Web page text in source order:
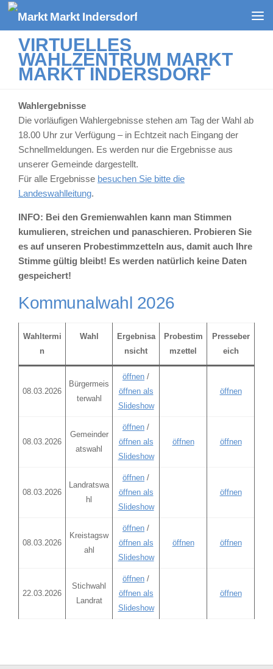
Zum Inhalt springen
VIRTUELLES
WAHLZENTRUM MARKT
MARKT INDERSDORF
Wahlergebnisse
Die vorläufigen Wahlergebnisse stehen am Tag der Wahl ab
18.00 Uhr zur Verfügung – in Echtzeit nach Eingang der
Schnellmeldungen. Es werden nur die Ergebnisse aus
unserer Gemeinde dargestellt.
Für alle Ergebnisse besuchen Sie bitte die
Landeswahlleitung.
INFO: Bei den Gremienwahlen kann man Stimmen
kumulieren, streichen und panaschieren. Probieren Sie
es auf unseren Probestimmzetteln aus, damit auch Ihre
Stimme gültig bleibt! Es werden natürlich keine Daten
gespeichert!
Kommunalwahl 2026
Wahltermi
n
Wahl
Ergebnisa
nsicht
Probestim
mzettel
Presseber
eich
08.03.2026
Bürgermeis
terwahl
öffnen /
öffnen als
Slideshow
öffnen
08.03.2026
Gemeinder
atswahl
öffnen /
öffnen als
Slideshow
öffnen öffnen
08.03.2026
Landratswa
hl
öffnen /
öffnen als
Slideshow
öffnen
08.03.2026
Kreistagsw
ahl
öffnen /
öffnen als
Slideshow
öffnen öffnen
22.03.2026
Stichwahl
Landrat
öffnen /
öffnen als
Slideshow
öffnen